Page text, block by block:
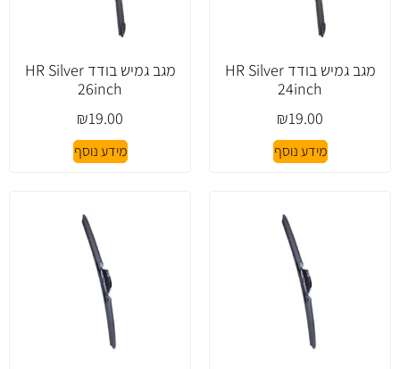
מגב גמיש בודד HR Silver
24inch
₪19.00
מידע נוסף
מגב גמיש בודד HR Silver
26inch
₪19.00
מידע נוסף